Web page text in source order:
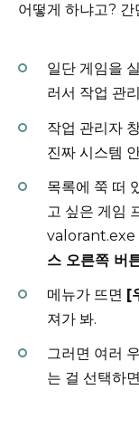
어떻게 하냐고? 간
일단 게임을
러서 작업 관
작업 관리자
진짜 시스템
목록에 쭉 떠
고 싶은 게임
valorant.exe
스 오른쪽 버
메뉴가 뜨면 [
져가 봐.
그러면 여러
는 걸 선택하